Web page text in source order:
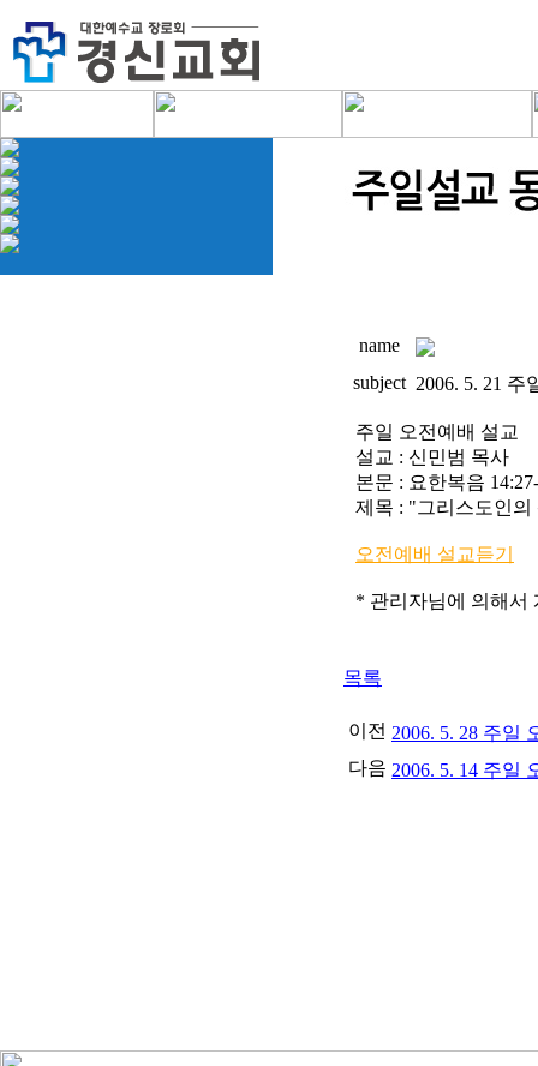
name
subject 2006. 5. 21 주
주일 오전예배 설교
설교 : 신민범 목사
본문 : 요한복음
제목 : "그리스도인의
오전예배 설교듣기
* 관리자님에 의해서
목록
이전 2006. 5. 28 주일
다음 2006. 5. 14 주일